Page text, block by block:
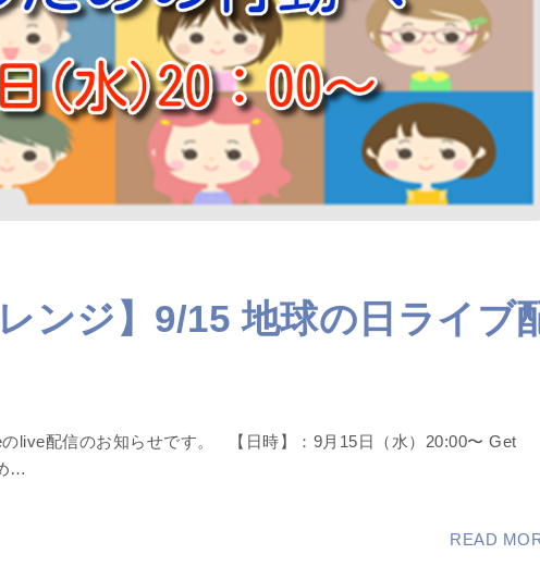
ンジ】9/15 地球の日ライブ
live配信のお知らせです。 【日時】：9月15日（水）20:00〜 Get
…
READ